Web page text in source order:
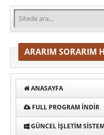
ARARIM SORARIM
ANASAYFA
FULL PROGRAM INDIR
GÜNCEL İŞLETIM